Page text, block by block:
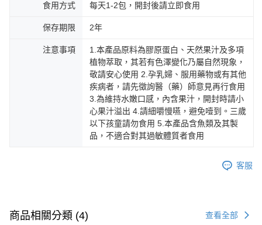
食用方式 每天1-2包，開封後請立即食用
保存期限 2年
注意事項
1.本產品原料為膠原蛋白、天然果汁及多項
植物萃取，其若有色澤變化乃屬自然現象，
敬請安心使用 2.孕乳婦、服用藥物或有其他
疾病者，請先徵詢醫（藥）師意見再行食用
3.為維持水嫩口感，內含果汁，開封時請小
心果汁溢出 4.請細嚼慢嚥，避免噎到。三歲
以下孩童請勿食用 5.本產品含魚類及其製
品，不適合對其過敏體質者食用
客服
商品相關分類 (4) 查看全部